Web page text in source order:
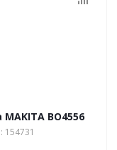
BO4556
154731